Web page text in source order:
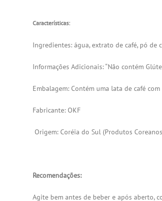
Características:
Ingredientes: água, extrato de café, pó de
Informações Adicionais: “Não contém
Embalagem: Contém uma lata de café
Fabricante: OKF
Origem: Coréia do Sul (Produtos
Recomendações:
Agite bem antes de beber e após aberto,